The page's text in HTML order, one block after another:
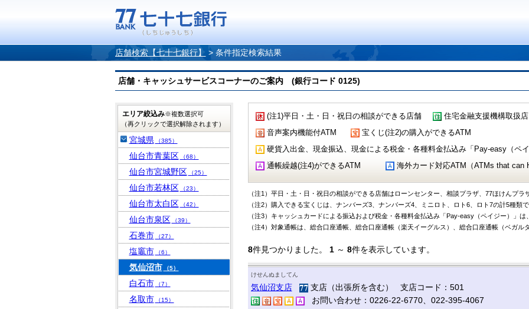
店舗検索【七十七銀行】 > 条件指定検索結果
店舗・キャッシュサービスコーナーのご案内 (銀行コード 0125)
(注1)平日・土・日・祝日の相談ができる店舗 住宅金融支援機構取扱店
音声案内機能付ATM
宝くじ(注2)の購入ができるATM
硬貨入出金、現金振込、現金による税金・各種料金払込み「Pay-easy（ペ
通帳繰越(注4)ができるATM
海外カード対応ATM（ATMs that can
（注1）平日・土・日・祝日の相談ができる店舗はローンセンター、相談プラザ、77ほけんプラ
（注2）購入できる宝くじは、ナンバーズ3、ナンバーズ4、ミニロト、ロト6、ロト7の計5種類で
（注3）キャッシュカードによる振込および税金・各種料金払込み「Pay-easy（ペイジー）」は
（注4）対象通帳は、総合口座通帳、総合口座通帳（楽天イーグルス）、総合口座通帳（ベガル
8件見つかりました。 1～ 8件を表示しています。
けせんぬましてん
気仙沼支店
支店（出張所を含む） 支店コード：501
お問い合わせ：0226-22-6770、022-395-4067
エリア絞込み※複数選択可
（再クリックで選択解除されます）
宮城県 （385）
仙台市青葉区 （68）
仙台市宮城野区 （25）
仙台市若林区 （23）
仙台市太白区 （42）
仙台市泉区 （39）
石巻市 （27）
塩竈市 （6）
気仙沼市 （5）
白石市 （7）
名取市 （15）